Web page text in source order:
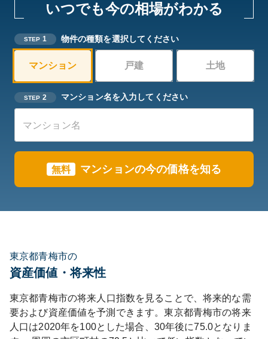
いつでも今の相場がわかる
STEP 1 物件の種類を選択してください
マンション 戸建 土地
STEP 2 マンション名を入力してください
無料 マンションの今の価格を知る
東京都青梅市の
資産価値・将来性
東京都青梅市の将来人口指数を見ることで、将来的な需
要および資産価値を予測できます。東京都青梅市の将来
人口は2020年を100とした場合、30年後に75.0となりま